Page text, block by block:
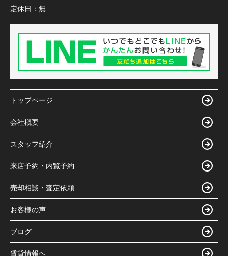
定休日： 無
トップページ
会社概要
スタッフ紹介
来店予約・内覧予約
売却相談・査定依頼
お客様の声
ブログ
賃貸情報へ